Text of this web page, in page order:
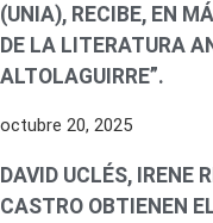
(UNIA), RECIBE, EN
DE LA LITERATURA
ALTOLAGUIRRE”.
octubre 20, 2025
DAVID UCLÉS, IRENE
CASTRO OBTIENEN